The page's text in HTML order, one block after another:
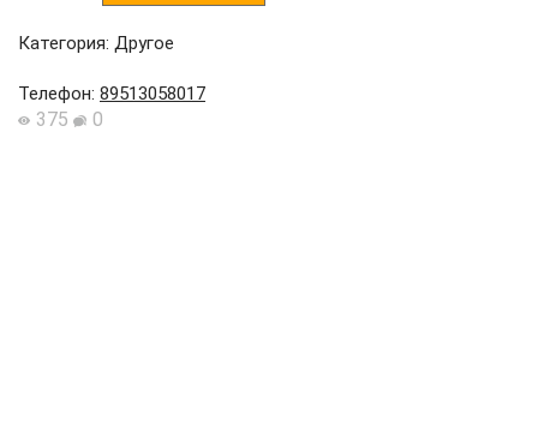
Категория: Другое
Телефон: 89513058017
375 0